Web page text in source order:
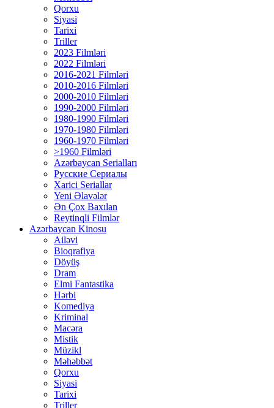
Qorxu
Siyasi
Tarixi
Triller
2023 Filmləri
2022 Filmləri
2016-2021 Filmləri
2010-2016 Filmləri
2000-2010 Filmləri
1990-2000 Filmləri
1980-1990 Filmləri
1970-1980 Filmləri
1960-1970 Filmləri
>1960 Filmləri
Azərbaycan Serialları
Русские Сериалы
Xarici Seriallar
Yeni Əlavələr
Ən Çox Baxılan
Reytinqli Filmlər
Azərbaycan Kinosu
Ailəvi
Bioqrafiya
Döyüş
Dram
Elmi Fantastika
Hərbi
Komediya
Kriminal
Macəra
Mistik
Müzikl
Məhəbbət
Qorxu
Siyasi
Tarixi
Triller